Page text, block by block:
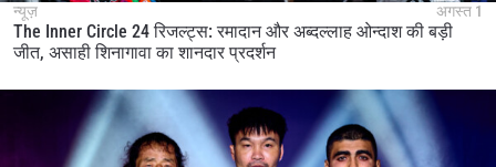
न्यूज़ अगस्त 1
The Inner Circle 24 रिजल्ट्स: रमादान और अब्दल्लाह ओन्दाश की बड़ी
जीत, असाही शिनागावा का शानदार प्रदर्शन